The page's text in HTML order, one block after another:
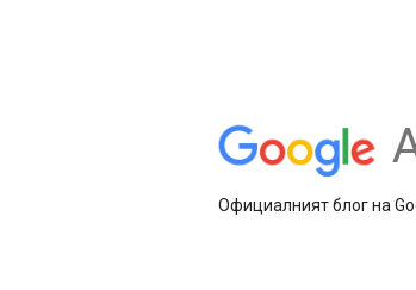
Официалният блог на